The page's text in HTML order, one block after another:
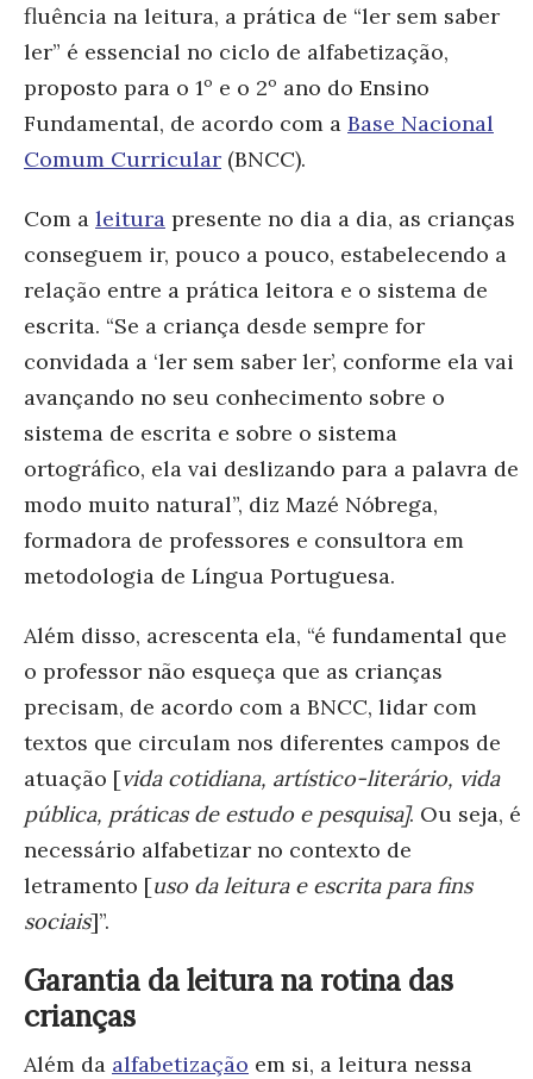
fluência na leitura, a prática de “ler sem saber
ler” é essencial no ciclo de alfabetização,
proposto para o 1º e o 2º ano do Ensino
Fundamental, de acordo com a Base Nacional
Comum Curricular (BNCC).
Com a leitura presente no dia a dia, as crianças
conseguem ir, pouco a pouco, estabelecendo a
relação entre a prática leitora e o sistema de
escrita. “Se a criança desde sempre for
convidada a ‘ler sem saber ler’, conforme ela vai
avançando no seu conhecimento sobre o
sistema de escrita e sobre o sistema
ortográfico, ela vai deslizando para a palavra de
modo muito natural”, diz Mazé Nóbrega,
formadora de professores e consultora em
metodologia de Língua Portuguesa.
Além disso, acrescenta ela, “é fundamental que
o professor não esqueça que as crianças
precisam, de acordo com a BNCC, lidar com
textos que circulam nos diferentes campos de
atuação [vida cotidiana, artístico-literário, vida
pública, práticas de estudo e pesquisa]. Ou seja, é
necessário alfabetizar no contexto de
letramento [uso da leitura e escrita para fins
sociais]”.
Garantia da leitura na rotina das
crianças
Além da alfabetização em si, a leitura nessa